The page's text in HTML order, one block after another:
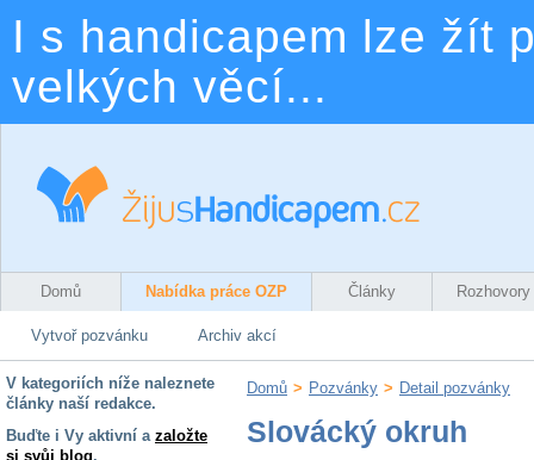
I s handicapem lze žít
velkých věcí...
Domů Nabídka práce OZP Články Rozhovory
Vytvoř pozvánku Archiv akcí
V kategoriích níže naleznete
články naší redakce.
Buďte i Vy aktivní a založte
si svůj blog.
Domů > Pozvánky > Detail pozvánky
Slovácký okruh